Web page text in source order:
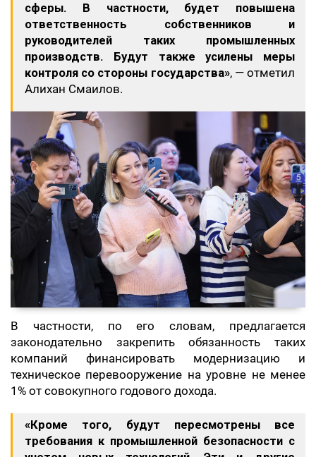
сферы. В частности, будет повышена
ответственность собственников и
руководителей таких промышленных
производств. Будут также усилены меры
контроля со стороны государства», — отметил
Алихан Смаилов.
В частности, по его словам, предлагается
законодательно закрепить обязанность таких
компаний финансировать модернизацию и
техническое перевооружение на уровне не менее
1% от совокупного годового дохода.
«Кроме того, будут пересмотрены все
требования к промышленной безопасности с